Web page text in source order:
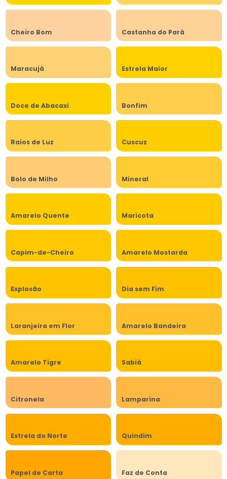
Cheiro Bom Castanha do Pará
Maracujá Estrela Maior
Doce de Abacaxi Bonfim
Raios de Luz Cuscuz
Bolo de Milho Mineral
Amarelo Quente Maricota
Capim-de-Cheiro Amarelo Mostarda
Explosão Dia sem Fim
Laranjeira em Flor Amarelo Bandeira
Amarelo Tigre Sabiá
Citronela Lamparina
Estrela do Norte Quindim
Papel de Carta Faz de Conta